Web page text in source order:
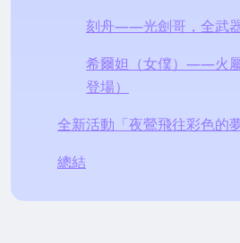
刻舟——光劍哥，全武
希爾妲（女僕）——火
登場）
全新活動「夜鶯飛往彩色的夢
總結